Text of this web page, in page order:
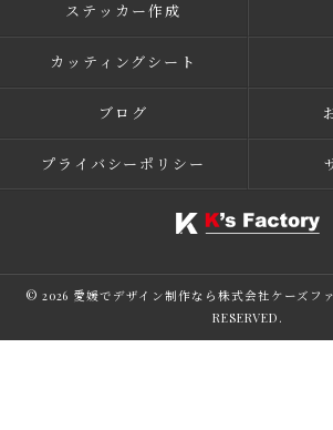
ステッカー作成
カッティングシート
ブログ
プライバシーポリシー
© 2026 愛媛でデザイン制作なら株式会社ケーズフ
RESERVED.